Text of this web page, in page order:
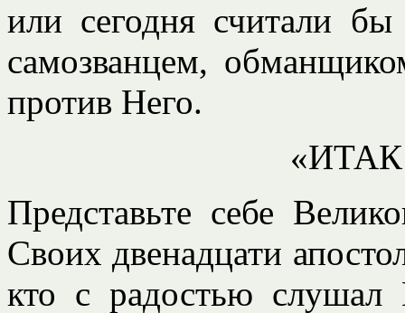
или сегодня считали
самозванцем,
против Него.
Представьте себе
Своих двенадцати
кто с радостью